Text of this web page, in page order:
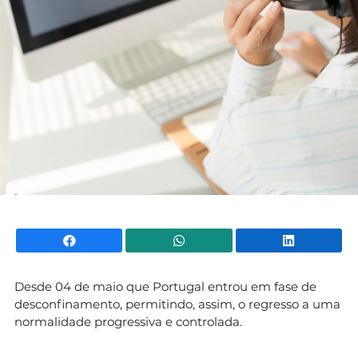
Facebook WhatsApp
Desde 04 de maio que Portugal entrou em fase de
desconfinamento, permitindo, assim, o regresso a uma
normalidade progressiva e controlada.